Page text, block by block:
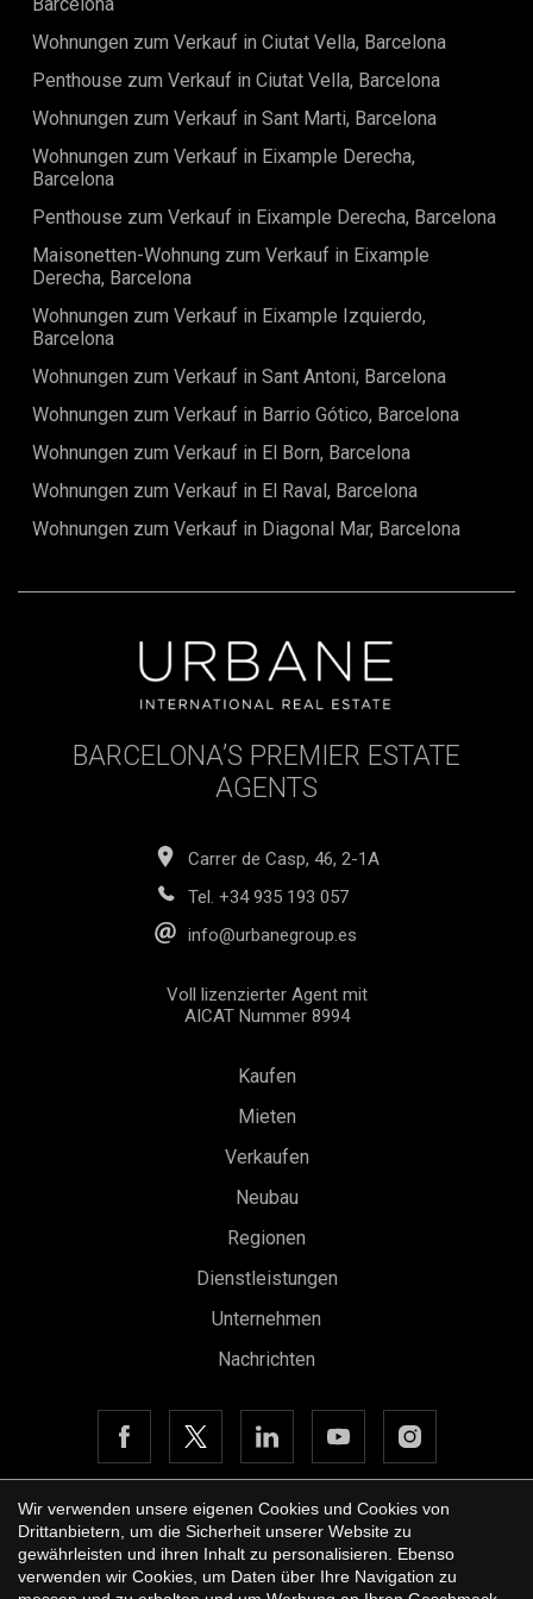
und Tradition.Dies ist eine seltene Gelegenheit, in eine
wirklich außergewöhnliche Immobilie im Herzen Barcelonas
zu investieren, in der Luxus und Komfort in einem der
prestigeträchtigsten Stadtteile der Stadt
Barcelona
Wohnungen zum Verkauf in Ciutat Vella, Barcelona
Penthouse zum Verkauf in Ciutat Vella, Barcelona
Wohnungen zum Verkauf in Sant Marti, Barcelona
Wohnungen zum Verkauf in Eixample Derecha,
Barcelona
Penthouse zum Verkauf in Eixample Derecha, Barcelona
Maisonetten-Wohnung zum Verkauf in Eixample
Derecha, Barcelona
Wohnungen zum Verkauf in Eixample Izquierdo,
Barcelona
Wohnungen zum Verkauf in Sant Antoni, Barcelona
Wohnungen zum Verkauf in Barrio Gótico, Barcelona
Wohnungen zum Verkauf in El Born, Barcelona
Wohnungen zum Verkauf in El Raval, Barcelona
Wohnungen zum Verkauf in Diagonal Mar, Barcelona
BARCELONA’S PREMIER ESTATE
AGENTS
Carrer de Casp, 46, 2-1A
Tel. +34 935 193 057
info@urbanegroup.es
Voll lizenzierter Agent mit
AICAT Nummer 8994
Kaufen
Mieten
Verkaufen
Neubau
Regionen
Dienstleistungen
Unternehmen
Nachrichten
Copyright © 2026 Urbane International Real Estate
Rechtshinweis der Website
Wir verwenden unsere eigenen Cookies und Cookies von
Drittanbietern, um die Sicherheit unserer Website zu
gewährleisten und ihren Inhalt zu personalisieren. Ebenso
verwenden wir Cookies, um Daten über Ihre Navigation zu